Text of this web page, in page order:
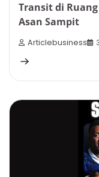
Transit di
Asan Sampit
Articlebusiness